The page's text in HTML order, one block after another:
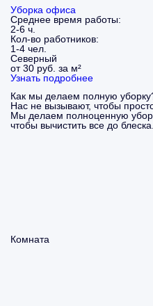
Уборка офиса
Среднее время работы:
2-6 ч.
Кол-во работников:
1-4 чел.
Северный
от 30 руб. за м²
Узнать подробнее
Как мы делаем полную
Нас не вызывают, чтобы
Мы делаем полноценную
чтобы вычистить все до блеска.
Комната